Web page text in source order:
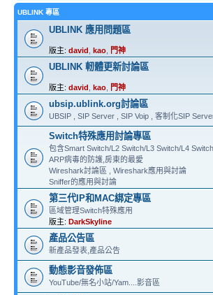
UBLINK 專區
UBLINK 應用問題區
版主: david kao 門神
UBLINK 軔體更新討論區
版主: david kao 門神
ubsip.ublink.org討論區
UBSIP , SIP Server , SIP Voip , 客制化SIP
Switch特殊應用討論專區
包含Smart Switch/L2 Switch/L3 Switch/L4
ARP病毒的防護,房東的最愛
Wireshark討論區 , Wireshark應用與討論
Sniffer的應用與討論
第三代IP和MAC綁定專區
區域管理Switch特殊應用
版主: DarkSkyline
產品公告區
新產品發表,產品公告
動態影音發佈區
YouTube/無名小站/Yam....影音區